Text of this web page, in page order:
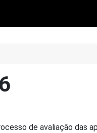
de avaliação das